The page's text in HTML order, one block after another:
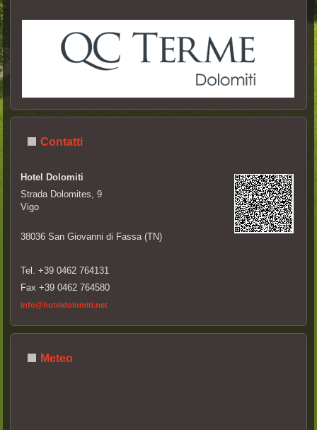
Contatti
Hotel Dolomiti
Strada Dolomites, 9
Vigo
38036 San Giovanni di Fassa (TN)
Tel. +39 0462 764131
Fax +39 0462 764580
info@hoteldolomiti.net
Meteo